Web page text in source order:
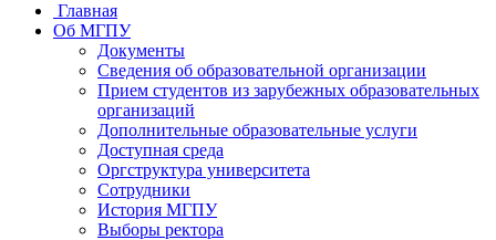
Главная
Об МГПУ
Документы
Сведения об образовательной организации
Прием студентов из зарубежных образовательных
организаций
Дополнительные образовательные услуги
Доступная среда
Оргструктура университета
Сотрудники
История МГПУ
Выборы ректора